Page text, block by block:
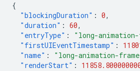
{
"blockingDuration" : 0,
"duration" : 60,
"entryType" : "long-animation-
"firstUIEventTimestamp" :
"name" : "long-animation-
"renderStart" :